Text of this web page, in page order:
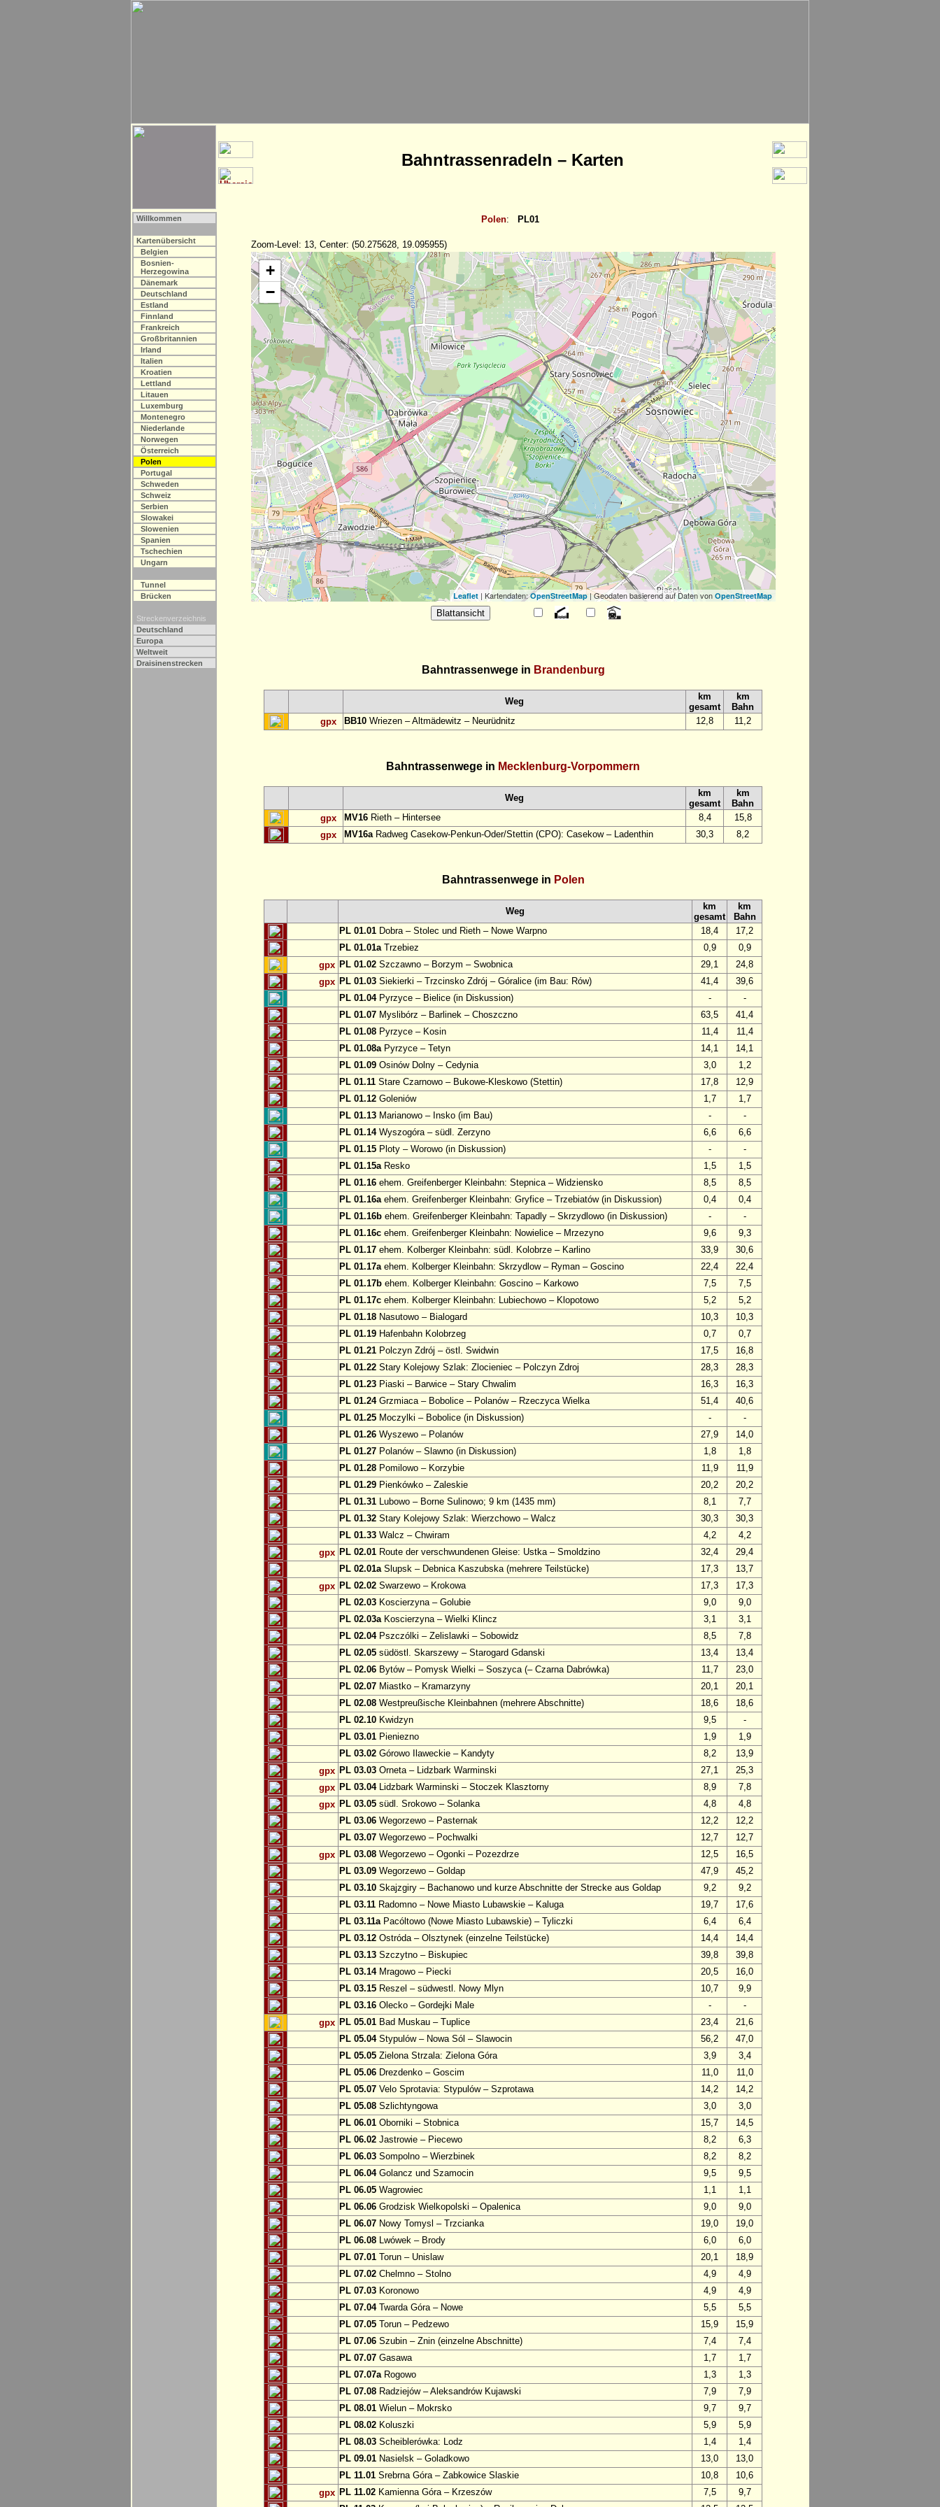
Bahntrassenradeln – Karten
Willkommen
Kartenübersicht
Belgien
Bosnien-
Herzegowina
Dänemark
Deutschland
Estland
Finnland
Frankreich
Großbritannien
Irland
Italien
Kroatien
Lettland
Litauen
Luxemburg
Montenegro
Niederlande
Norwegen
Österreich
Polen
Portugal
Schweden
Schweiz
Serbien
Slowakei
Slowenien
Spanien
Tschechien
Ungarn
Tunnel
Brücken
Streckenverzeichnis
Deutschland
Europa
Weltweit
Draisinenstrecken
Polen: PL01
Zoom-Level: 13, Center: (50.275628, 19.095955)
+
−
Leaflet| Kartendaten:OpenStreetMap| Geodaten basierend auf Daten von OpenStreetMap
Bahntrassenwege in Brandenburg
Weg
km
gesamt
km
Bahn
gpx
BB10 Wriezen – Altmädewitz – Neurüdnitz 12,8 11,2
Bahntrassenwege in Mecklenburg-Vorpommern
Weg
km
gesamt
km
Bahn
gpx
MV16 Rieth – Hintersee 8,4
15,8
gpx
MV16aRadweg Casekow-Penkun-Oder/Stettin (CPO): Casekow – Ladenthin 30,3 8,2
Bahntrassenwege in Polen
Weg
km
gesamt
km
Bahn
PL 01.01 Dobra – Stolec und Rieth – Nowe Warpno 18,4
17,2
PL 01.01aTrzebiez 0,9
0,9
gpx PL 01.02 Szczawno – Borzym – Swobnica 29,1
24,8
gpx PL 01.03 Siekierki – Trzcinsko Zdrój – Góralice (im Bau: Rów) 41,4
39,6
PL 01.04Pyrzyce – Bielice (in Diskussion) -
-
PL 01.07 Myslibórz – Barlinek – Choszczno 63,5
41,4
PL 01.08 Pyrzyce – Kosin 11,4
11,4
PL 01.08aPyrzyce – Tetyn 14,1
14,1
PL 01.09 Osinów Dolny – Cedynia 3,0
1,2
PL 01.11 Stare Czarnowo – Bukowe-Kleskowo (Stettin) 17,8
12,9
PL 01.12 Goleniów 1,7
1,7
PL 01.13 Marianowo – Insko (im Bau) -
-
PL 01.14Wyszogóra – südl. Zerzyno 6,6
6,6
PL 01.15 Ploty – Worowo (in Diskussion) -
-
PL 01.15aResko 1,5
1,5
PL 01.16 ehem. Greifenberger Kleinbahn: Stepnica – Widziensko 8,5
8,5
PL 01.16aehem. Greifenberger Kleinbahn: Gryfice – Trzebiatów (in Diskussion) 0,4
0,4
PL 01.16b ehem. Greifenberger Kleinbahn: Tapadly – Skrzydlowo (in Diskussion) -
-
PL 01.16c ehem. Greifenberger Kleinbahn: Nowielice – Mrzezyno 9,6
9,3
PL 01.17 ehem. Kolberger Kleinbahn: südl. Kolobrze – Karlino 33,9
30,6
PL 01.17aehem. Kolberger Kleinbahn: Skrzydlow – Ryman – Goscino 22,4
22,4
PL 01.17b ehem. Kolberger Kleinbahn: Goscino – Karkowo 7,5
7,5
PL 01.17c ehem. Kolberger Kleinbahn: Lubiechowo – Klopotowo 5,2
5,2
PL 01.18 Nasutowo – Bialogard 10,3
10,3
PL 01.19 Hafenbahn Kolobrzeg 0,7
0,7
PL 01.21 Polczyn Zdrój – östl. Swidwin 17,5
16,8
PL 01.22 Stary Kolejowy Szlak: Zlocieniec – Polczyn Zdroj 28,3
28,3
PL 01.23 Piaski – Barwice – Stary Chwalim 16,3
16,3
PL 01.24Grzmiaca – Bobolice – Polanów – Rzeczyca Wielka 51,4
40,6
PL 01.25 Moczylki – Bobolice (in Diskussion) -
-
PL 01.26 Wyszewo – Polanów 27,9
14,0
PL 01.27 Polanów – Slawno (in Diskussion) 1,8
1,8
PL 01.28 Pomilowo – Korzybie 11,9
11,9
PL 01.29 Pienkówko – Zaleskie 20,2
20,2
PL 01.31 Lubowo – Borne Sulinowo; 9 km (1435 mm) 8,1
7,7
PL 01.32 Stary Kolejowy Szlak: Wierzchowo – Walcz 30,3
30,3
PL 01.33 Walcz – Chwiram 4,2
4,2
gpx PL 02.01 Route der verschwundenen Gleise: Ustka – Smoldzino 32,4
29,4
PL 02.01aSlupsk – Debnica Kaszubska (mehrere Teilstücke) 17,3
13,7
gpx PL 02.02 Swarzewo – Krokowa 17,3
17,3
PL 02.03 Koscierzyna – Golubie 9,0
9,0
PL 02.03aKoscierzyna – Wielki Klincz 3,1
3,1
PL 02.04Pszczólki – Zelislawki – Sobowidz 8,5
7,8
PL 02.05 südöstl. Skarszewy – Starogard Gdanski 13,4
13,4
PL 02.06 Bytów – Pomysk Wielki – Soszyca (– Czarna Dabrówka) 11,7
23,0
PL 02.07 Miastko – Kramarzyny 20,1
20,1
PL 02.08 Westpreußische Kleinbahnen (mehrere Abschnitte) 18,6
18,6
PL 02.10 Kwidzyn 9,5
-
PL 03.01 Pieniezno 1,9
1,9
PL 03.02 Górowo Ilaweckie – Kandyty 8,2
13,9
gpx PL 03.03 Orneta – Lidzbark Warminski 27,1
25,3
gpx PL 03.04Lidzbark Warminski – Stoczek Klasztorny 8,9
7,8
gpx PL 03.05 südl. Srokowo – Solanka 4,8
4,8
PL 03.06 Wegorzewo – Pasternak 12,2
12,2
PL 03.07 Wegorzewo – Pochwalki 12,7
12,7
gpx PL 03.08 Wegorzewo – Ogonki – Pozezdrze 12,5
16,5
PL 03.09 Wegorzewo – Goldap 47,9
45,2
PL 03.10 Skajzgiry – Bachanowo und kurze Abschnitte der Strecke aus Goldap 9,2
9,2
PL 03.11 Radomno – Nowe Miasto Lubawskie – Kaluga 19,7
17,6
PL 03.11aPacóltowo (Nowe Miasto Lubawskie) – Tyliczki 6,4
6,4
PL 03.12 Ostróda – Olsztynek (einzelne Teilstücke) 14,4
14,4
PL 03.13 Szczytno – Biskupiec 39,8
39,8
PL 03.14Mragowo – Piecki 20,5
16,0
PL 03.15 Reszel – südwestl. Nowy Mlyn 10,7
9,9
PL 03.16 Olecko – Gordejki Male -
-
gpx PL 05.01 Bad Muskau – Tuplice 23,4
21,6
PL 05.04Stypulów – Nowa Sól – Slawocin 56,2
47,0
PL 05.05 Zielona Strzala: Zielona Góra 3,9
3,4
PL 05.06 Drezdenko – Goscim 11,0
11,0
PL 05.07 Velo Sprotavia: Stypulów – Szprotawa 14,2
14,2
PL 05.08 Szlichtyngowa 3,0
3,0
PL 06.01 Oborniki – Stobnica 15,7
14,5
PL 06.02 Jastrowie – Piecewo 8,2
6,3
PL 06.03 Sompolno – Wierzbinek 8,2
8,2
PL 06.04Golancz und Szamocin 9,5
9,5
PL 06.05 Wagrowiec 1,1
1,1
PL 06.06 Grodzisk Wielkopolski – Opalenica 9,0
9,0
PL 06.07 Nowy Tomysl – Trzcianka 19,0
19,0
PL 06.08 Lwówek – Brody 6,0
6,0
PL 07.01 Torun – Unislaw 20,1
18,9
PL 07.02 Chelmno – Stolno 4,9
4,9
PL 07.03 Koronowo 4,9
4,9
PL 07.04Twarda Góra – Nowe 5,5
5,5
PL 07.05 Torun – Pedzewo 15,9
15,9
PL 07.06 Szubin – Znin (einzelne Abschnitte) 7,4
7,4
PL 07.07 Gasawa 1,7
1,7
PL 07.07aRogowo 1,3
1,3
PL 07.08 Radziejów – Aleksandrów Kujawski 7,9
7,9
PL 08.01 Wielun – Mokrsko 9,7
9,7
PL 08.02 Koluszki 5,9
5,9
PL 08.03 Scheiblerówka: Lodz 1,4
1,4
PL 09.01 Nasielsk – Goladkowo 13,0
13,0
PL 11.01 Srebrna Góra – Zabkowice Slaskie 10,8
10,6
gpx PL 11.02 Kamienna Góra – Krzeszów 7,5
9,7